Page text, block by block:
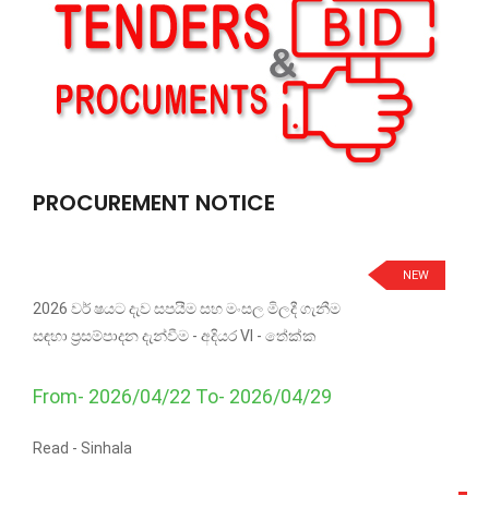
PROCUREMENT NOTICE
NEW
2026 වර් ෂයට දැව සපයීම සහ මංසල මිලදී ගැනීම
සඳහා ප්‍රසම්පාදන දැන්වීම - අදියර VI - තේක්ක
From- 2026/04/22 To- 2026/04/29
Read - Sinhala